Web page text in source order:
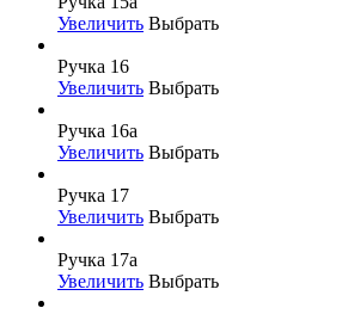
Увеличить Выбрать
Ручка 16
Увеличить Выбрать
Ручка 16а
Увеличить Выбрать
Ручка 17
Увеличить Выбрать
Ручка 17а
Увеличить Выбрать